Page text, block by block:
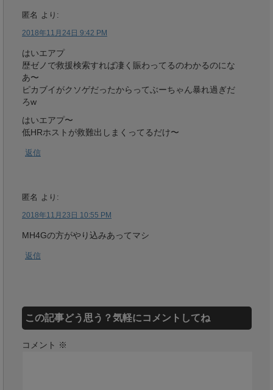
匿名 より:
2018年11月24日 9:42 PM
はいエアプ
歴ゼノで救援検索すれば凄く賑わってるのわかるのにな
あ〜
ピカブイがクソゲだったからってぶーちゃん暴れ過ぎだ
ろw
はいエアプ〜
低HRホストが救難出しまくってるだけ〜
返信
匿名 より:
2018年11月23日 10:55 PM
MH4Gの方がやり込みあってマシ
返信
この記事どう思う？気軽にコメントしてね
コメント ※